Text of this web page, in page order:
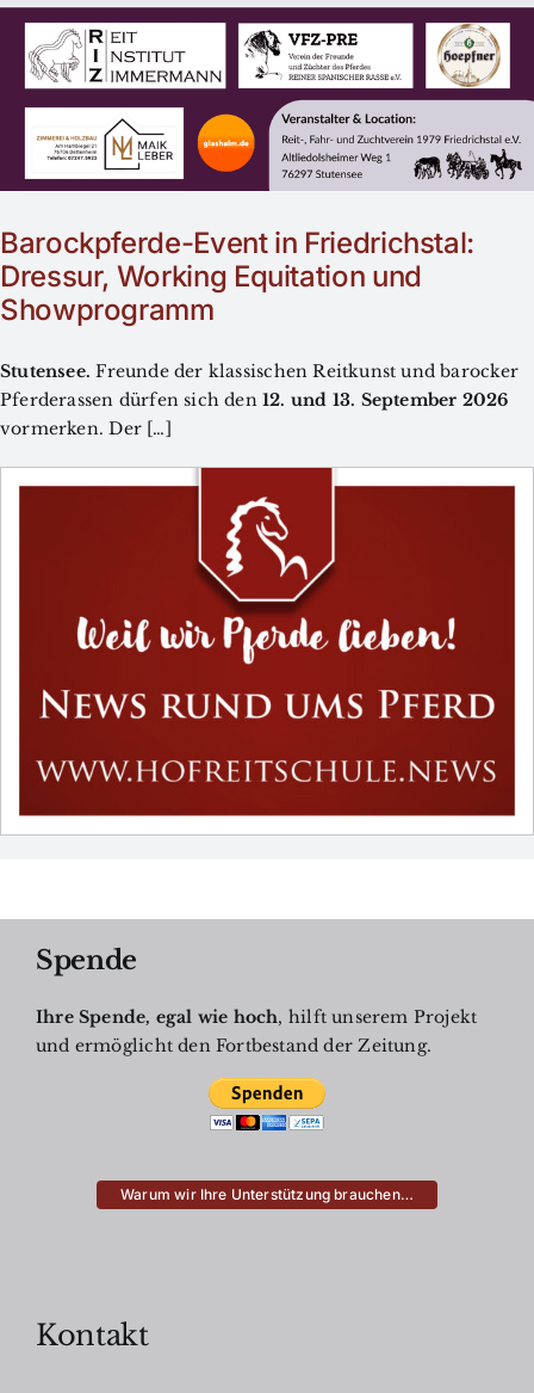
Barockpferde-Event in Friedrichstal:
Dressur, Working Equitation und
Showprogramm
Stutensee. Freunde der klassischen Reitkunst und barocker
Pferderassen dürfen sich den12. und 13. September 2026
vormerken. Der […]
Spende
Ihre Spende, egal wie hoch, hilft unserem Projekt
und ermöglicht den Fortbestand der Zeitung.
Warum wir Ihre Unterstützung brauchen…
Kontakt